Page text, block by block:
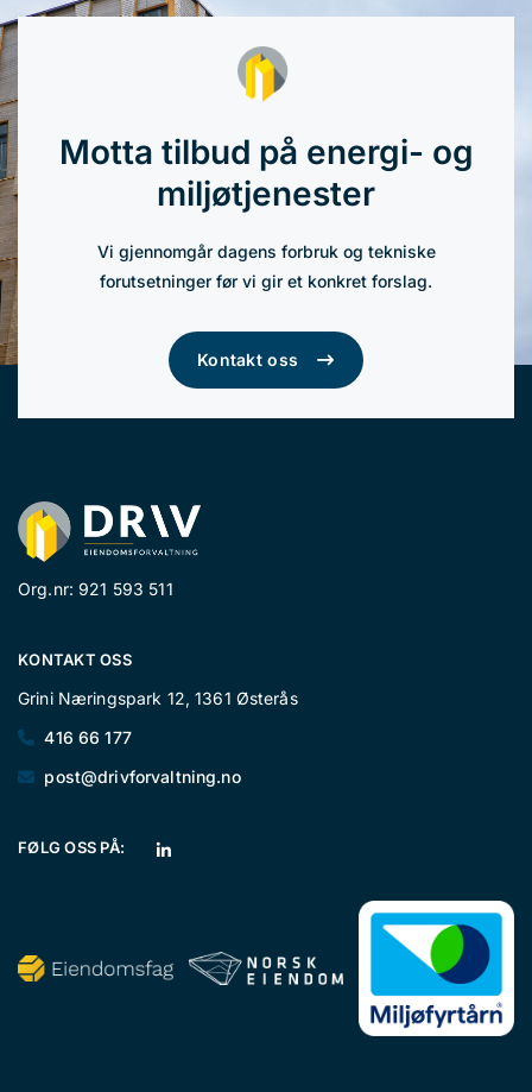
Motta tilbud på energi- og
miljøtjenester
Vi gjennomgår dagens forbruk og tekniske
forutsetninger før vi gir et konkret forslag.
Kontakt oss
Org.nr: 921 593 511
KONTAKT OSS
Grini Næringspark 12, 1361 Østerås
 416 66 177
 post@drivforvaltning.no
FØLG OSS PÅ: